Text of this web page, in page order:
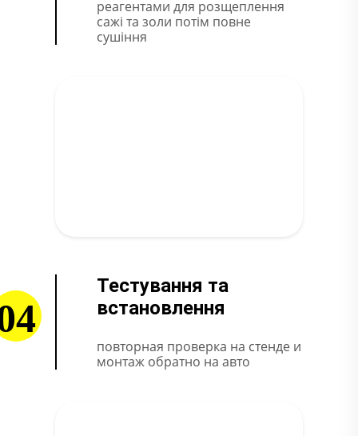
реагентами для розщеплення
сажі та золи потім повне
сушіння
Тестування та
встановлення
повторная проверка на стенде и
монтаж обратно на авто